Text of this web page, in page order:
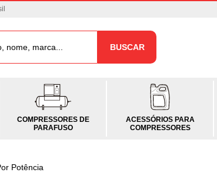
BUSCAR
COMPRESSORES DE
PARAFUSO
ACESSÓRIOS PARA
COMPRESSORES
Potência